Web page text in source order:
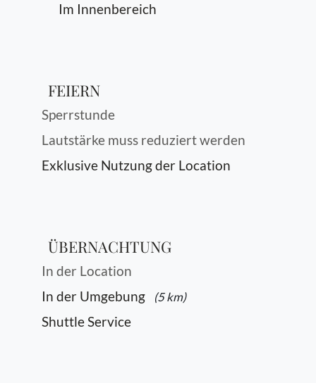
Im Innenbereich
FEIERN
Sperrstunde
Lautstärke muss reduziert werden
Exklusive Nutzung der Location
ÜBERNACHTUNG
In der Location
In der Umgebung
(5 km)
Shuttle Service